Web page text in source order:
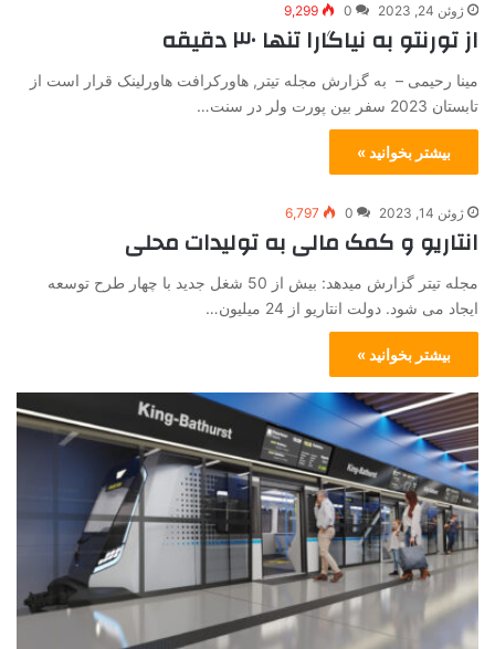
ژوئن 24, 2023 0
9,299
از تورنتو به نیاگارا تنها ۳۰ دقیقه
مینا رحیمی – به گزارش مجله تیتر, هاورکرافت هاورلینک قرار است از
تابستان 2023 سفر بین پورت ولر در سنت…
بیشتر بخوانید »
ژوئن 14, 2023 0
6,797
انتاریو و کمک مالی به تولیدات محلی
مجله تیتر گزارش میدهد: بیش از 50 شغل جدید با چهار طرح توسعه
ایجاد می شود. دولت انتاریو از 24 میلیون…
بیشتر بخوانید »